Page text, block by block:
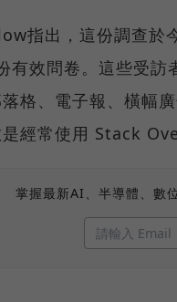
指出，這份調查於
有效問卷。這些受
格、電子報、橫幅
經常使用 Stack
掌握最新AI、半導體、數